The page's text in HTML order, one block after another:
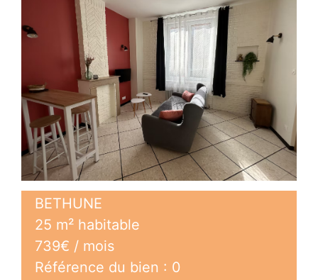
BETHUNE
25 m² habitable
739€ / mois
Référence du bien : 0